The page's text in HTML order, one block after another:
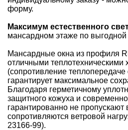
форму.
Максимум естественного
мансардном этаже по выгодной
Мансардные окна из профиля
отличными теплотехническими
(сопротивление теплопередаче
гарантирует максимальное
Благодаря герметичному
защитного кожуха и
гарантированно не пропускают
сопротивляются ветровой
23166-99).